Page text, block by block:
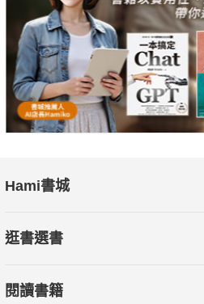
Hami書城
逛書選書
閱讀書籍